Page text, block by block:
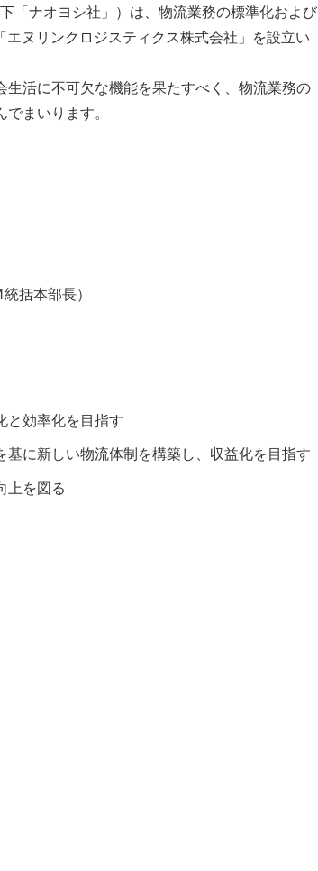
「ナオヨシ社」）は、物流業務の標準化および
ヌリンクロジスティクス株式会社」を設立い
活に不可欠な機能を果たすべく、物流業務の
まいります。
括本部長）
と効率化を目指す
に新しい物流体制を構築し、収益化を目指す
上を図る